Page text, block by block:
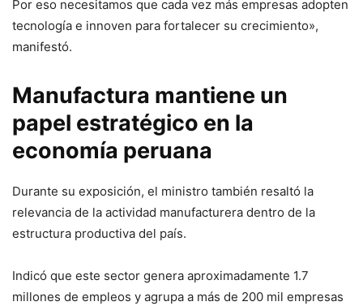
Por eso necesitamos que cada vez más empresas adopten
tecnología e innoven para fortalecer su crecimiento»,
manifestó.
Manufactura mantiene un
papel estratégico en la
economía peruana
Durante su exposición, el ministro también resaltó la
relevancia de la actividad manufacturera dentro de la
estructura productiva del país.
Indicó que este sector genera aproximadamente 1.7
millones de empleos y agrupa a más de 200 mil empresas